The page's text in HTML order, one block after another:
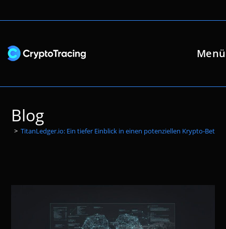
Inhalt
Menü
Blog
> TitanLedger.io: Ein tiefer Einblick in einen potenziellen Krypto-Betrug